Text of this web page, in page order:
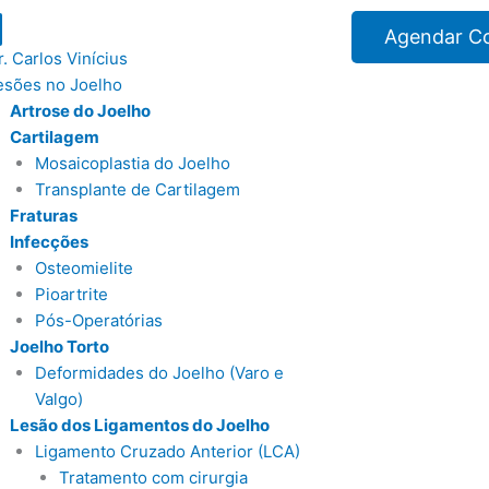
Carlos Vinícius
no Joelho
Artrose do Joelho
Cartilagem
Mosaicoplastia do Joelho
Transplante de Cartilagem
Fraturas
Infecções
Osteomielite
Pioartrite
Pós-Operatórias
Joelho Torto
Deformidades do Joelho (Varo e
Valgo)
Lesão dos Ligamentos do Joelho
Ligamento Cruzado Anterior (LCA)
Tratamento com cirurgia
Agendar